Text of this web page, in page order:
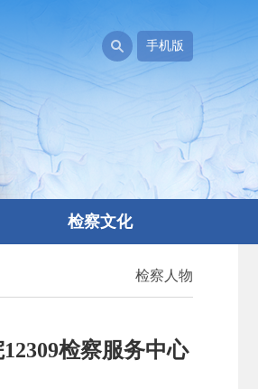
手机版
检察文化
检察人物
检察服务中心